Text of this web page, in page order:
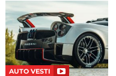
AUTO VESTI